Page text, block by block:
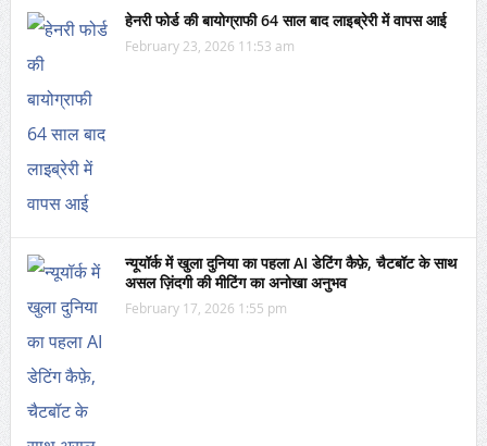
हेनरी फोर्ड की बायोग्राफी 64 साल बाद लाइब्रेरी में वापस आई
February 23, 2026 11:53 am
न्यूयॉर्क में खुला दुनिया का पहला AI डेटिंग कैफ़े, चैटबॉट के साथ
असल ज़िंदगी की मीटिंग का अनोखा अनुभव
February 17, 2026 1:55 pm